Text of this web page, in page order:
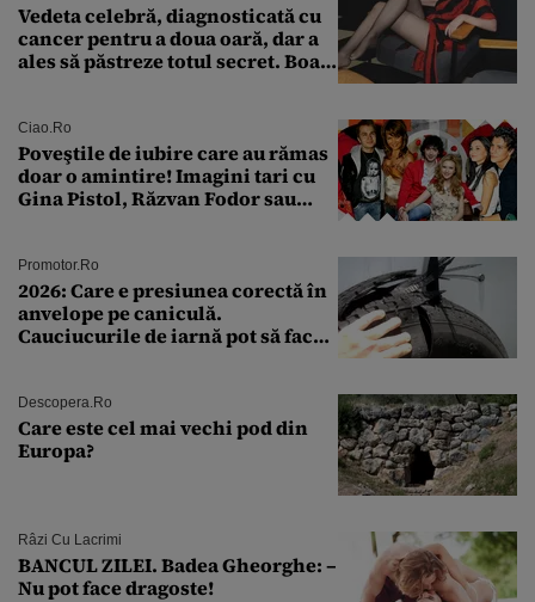
Vedeta celebră, diagnosticată cu
cancer pentru a doua oară, dar a
ales să păstreze totul secret. Boala
Ciao.ro
Poveştile de iubire care au rămas
doar o amintire! Imagini tari cu
Gina Pistol, Răzvan Fodor sau
Promotor.ro
2026: Care e presiunea corectă în
anvelope pe caniculă.
Cauciucurile de iarnă pot să facă
Descopera.ro
Care este cel mai vechi pod din
Europa?
Râzi Cu Lacrimi
BANCUL ZILEI. Badea Gheorghe: –
Nu pot face dragoste!